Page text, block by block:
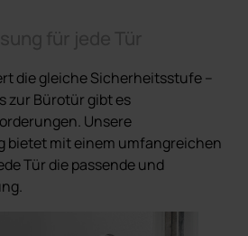
die gleiche Sicherheitsstufe –
zur Bürotür gibt es
Unsere
mit einem umfangreichen
Tür die passende und